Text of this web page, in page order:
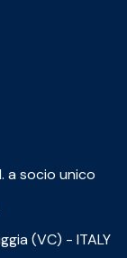
a socio unico
(VC) - ITALY